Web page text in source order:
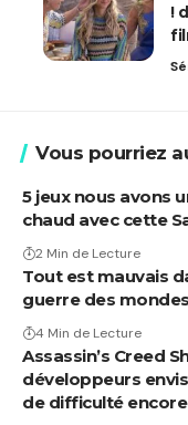
!
Vous pourriez
5 jeux nous avons
chaud avec cette
2 Min de Lecture
Tout est mauvais
guerre des
4 Min de Lecture
Assassin’s Creed
développeurs
de difficulté